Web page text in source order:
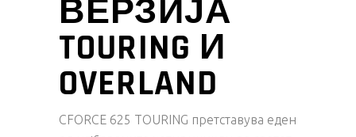
ВЕРЗИЈА
TOURING И
OVERLAND
CFORCE 625 TOURING претставува еден